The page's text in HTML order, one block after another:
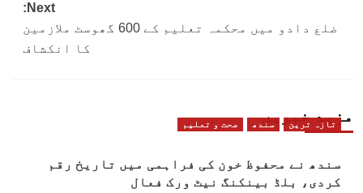
Next:
ضلع دادو میں محکمہ تعلیم کے 600 گھوسٹ ملازمین
کا انکشاف
مزید خبریں
تازہ ترین سندھ صحت و تعلیم
سندھ نے محفوظ خون کی فراہمی میں تاریخ رقم
کردی، بلڈ بینکنگ نیٹ ورک فعال